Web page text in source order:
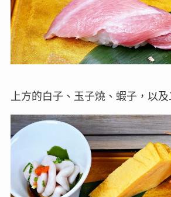
上方的白子、玉子燒、蝦子，以及